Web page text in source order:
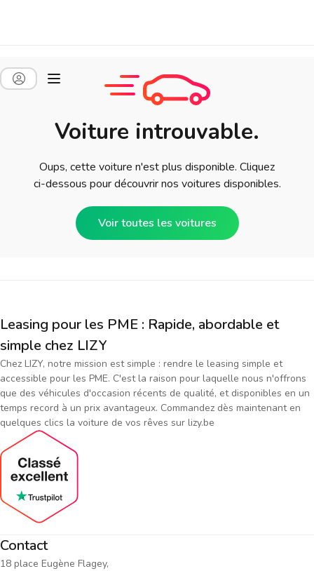
Voiture introuvable.
Oups, cette voiture n'est plus disponible. Cliquez
ci-dessous pour découvrir nos voitures disponibles.
Voir toutes les voitures
Leasing pour les PME : Rapide, abordable et
simple chez LIZY
Chez LIZY, notre mission est simple : rendre le leasing simple et
accessible pour les PME. C'est la raison pour laquelle nous n'offrons
que des véhicules d'occasion récents de qualité, et disponibles en un
temps record à un prix avantageux. Commandez dès maintenant en
quelques clics la voiture de vos rêves sur lizy.be
Contact
18 place Eugène Flagey,